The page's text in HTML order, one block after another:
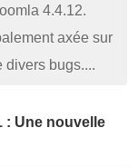
4.4.12.
axée sur
divers bugs....
: Une nouvelle